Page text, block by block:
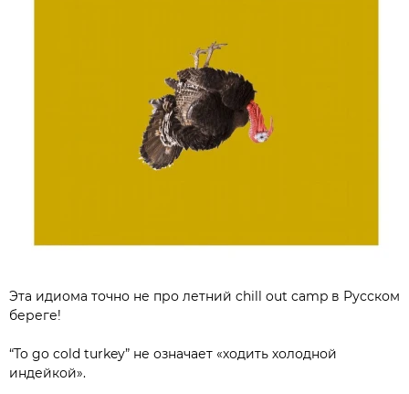
Эта идиома точно не про летний chill out camp в Русском
береге!
“To go cold turkey” не означает «ходить холодной
индейкой».⠀⠀⠀⠀⠀⠀⠀⠀⠀⠀⠀⠀⠀⠀⠀⠀⠀⠀